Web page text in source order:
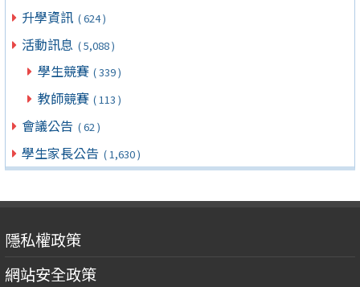
升學資訊 ( 624 )
活動訊息 ( 5,088 )
學生競賽 ( 339 )
教師競賽 ( 113 )
會議公告 ( 62 )
學生家長公告 ( 1,630 )
隱私權政策
網站安全政策